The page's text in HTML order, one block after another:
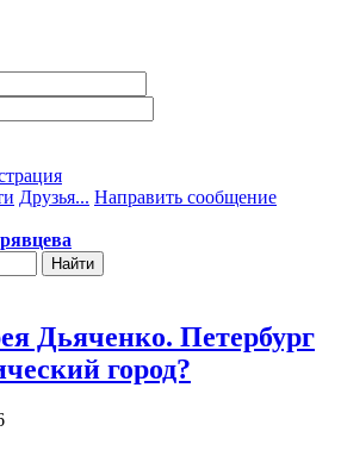
Друзья... Направить сообщение
Найти
Дьяченко. Петербург
город?